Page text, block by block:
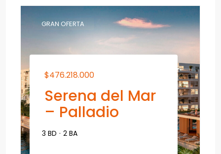
GRAN OFERTA
$476.218.000
Serena del Mar
– Palladio
3 BD · 2 BA